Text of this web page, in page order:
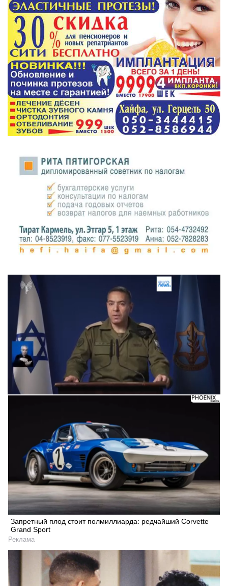
Следующее видео через 5 Отмена
Запретный плод стоит полмиллиарда: редчайший Corvette
Grand Sport
Реклама